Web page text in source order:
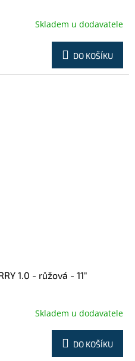
Skladem u dodavatele
DO KOŠÍKU
1.0 - růžová - 11"
Skladem u dodavatele
DO KOŠÍKU